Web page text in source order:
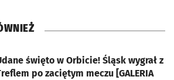
święto w Orbicie! Śląsk wygrał z
po zaciętym meczu [GALERIA
karcie